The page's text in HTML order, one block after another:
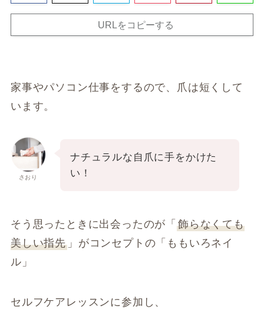
URLをコピーする
家事やパソコン仕事をするので、爪は短くして
います。
さおり
ナチュラルな自爪に手をかけた
い！
そう思ったときに出会ったのが「飾らなくても
美しい指先」がコンセプトの「ももいろネイ
ル」
セルフケアレッスンに参加し、